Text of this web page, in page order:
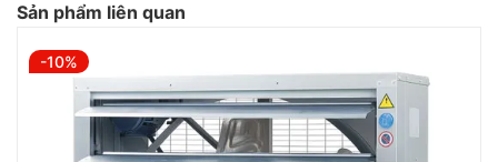
Sản phẩm liên quan
-10%